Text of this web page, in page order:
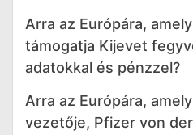
Arra az Európára,
támogatja Kijevet
adatokkal és pénzzel?
Arra az Európára,
vezetője, Pfizer von